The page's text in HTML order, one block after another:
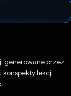
generowane przez
lekcji